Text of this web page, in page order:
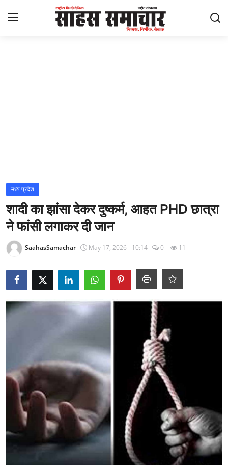
राज्य
अंतराष्ट्रीय
Epaper
धर्म
मध्य प्रदेश
शादी का झांसा देकर दुष्कर्म, आहत PHD छात्रा
ने फांसी लगाकर दी जान
SaahasSamachar May 17, 2026 - 10:14 0 11